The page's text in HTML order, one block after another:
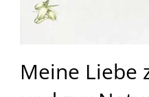
Meine Liebe